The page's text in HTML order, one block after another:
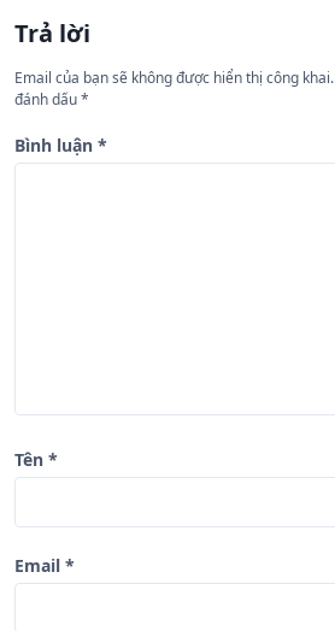
n
b
à
i
Trả lời
Email của bạn sẽ không được hiển thị công khai.
đánh dấu*
Bình luận *
Tên *
Email *